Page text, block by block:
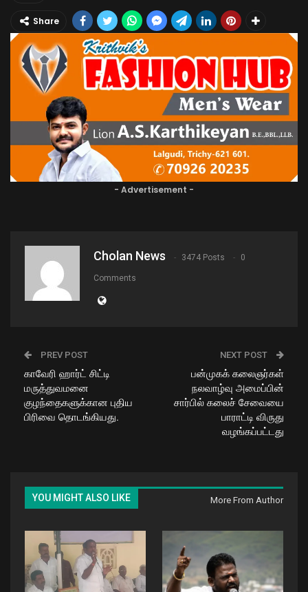
Share
- Advertisement -
Cholan News 3474 Posts 0
Comments
PREV POST
காவேரி ஹார்ட் சிட்டி
மருத்துவமனை
குழந்தைகளுக்கான புதிய
பிரிவை தொடங்கியது.
NEXT POST
பன்முகக் கலைஞர்கள்
நலவாழ்வு அமைப்பின்
சார்பில் கலைச் சேவையை
பாராட்டி விருது
வழங்கப்பட்டது
YOU MIGHT ALSO LIKE More From Author